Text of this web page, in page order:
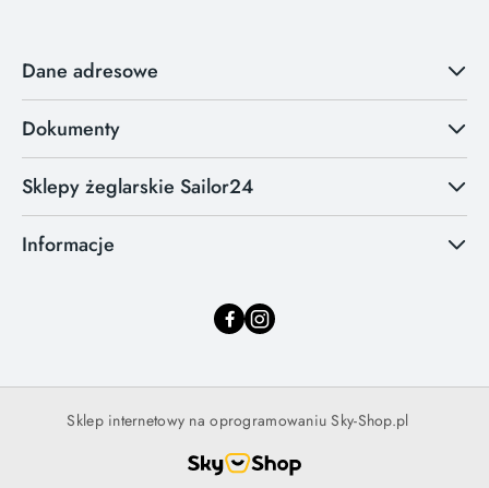
Dane adresowe
Dokumenty
Sklepy żeglarskie Sailor24
Informacje
Sklep internetowy na oprogramowaniu Sky-Shop.pl